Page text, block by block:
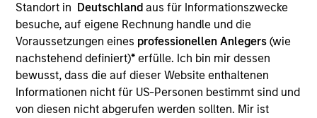
Standort in Deutschland aus für Informationszwecke
besuche, auf eigene Rechnung handle und die
Voraussetzungen eines professionellen Anlegers(wie
nachstehend definiert)* erfülle. Ich bin mir dessen
bewusst, dass die auf dieser Website enthaltenen
Informationen nicht für US-Personen bestimmt sind und
von diesen nicht abgerufen werden sollten. Mir ist
High Yield Team
Alex Clementi is a portfolio manager on the MSIM
High Yield team. He is responsible for buy and sell
decisions, portfolio construction, and risk